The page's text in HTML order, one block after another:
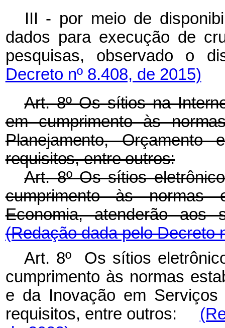
III - por meio de
dados para execução de
pesquisas, observado o
Decreto nº 8.408, de 2015)
Art. 8º Os sítios na
em cumprimento às
Planejamento,
requisitos, entre outros:
Art. 8ºOs sítios
cumprimento às normas
Economia, atenderão aos
(Redação dada pelo Decreto
Art. 8º Os sítios
cumprimento às normas
e da Inovação em Serviços
requisitos, entre outros: